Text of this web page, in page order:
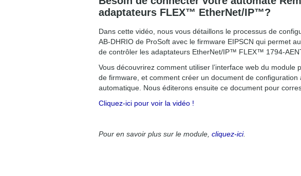
adaptateurs FLEX™ EtherNet/IP™?
Dans cette vidéo, nous vous détaillons le processus de
AB-DHRIO de ProSoft avec le firmware EIPSCN qui permet
de contrôler les adaptateurs EtherNet/IP™ FLEX™ 1794-
Vous découvrirez comment utiliser l’interface web du
de firmware, et comment créer un document de
automatique. Nous éditerons ensuite ce document pour
Cliquez-ici pour voir la vidéo !
Pour en savoir plus sur le module, cliquez-ici.